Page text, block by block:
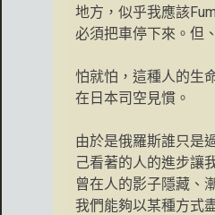
地方，似乎我應該
必須把車停下來。但
怕就怕，這種人的生
在日本司空見慣。
由於是俄羅斯誰只是
己看著的人的進步讓
曾在人的影子隱藏、
我們能夠以某種方式